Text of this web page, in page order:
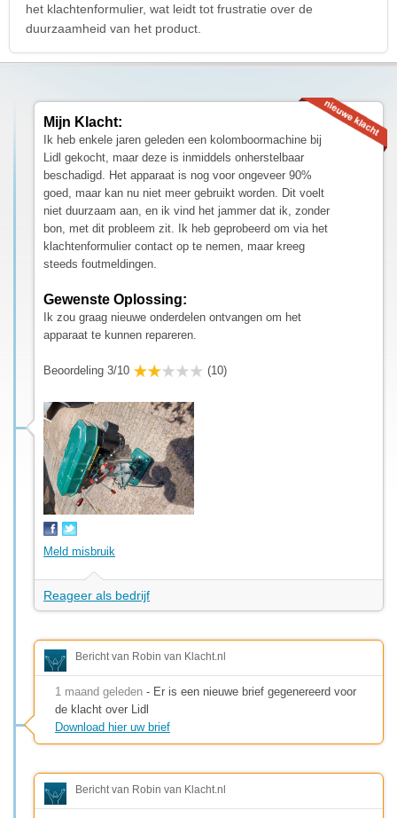
het klachtenformulier, wat leidt tot frustratie over de
duurzaamheid van het product.
Mijn Klacht:
Ik heb enkele jaren geleden een kolomboormachine bij
Lidl gekocht, maar deze is inmiddels onherstelbaar
beschadigd. Het apparaat is nog voor ongeveer 90%
goed, maar kan nu niet meer gebruikt worden. Dit voelt
niet duurzaam aan, en ik vind het jammer dat ik, zonder
bon, met dit probleem zit. Ik heb geprobeerd om via het
klachtenformulier contact op te nemen, maar kreeg
steeds foutmeldingen.
Gewenste Oplossing:
Ik zou graag nieuwe onderdelen ontvangen om het
apparaat te kunnen repareren.
Beoordeling 3/10 (10)
Meld misbruik
Reageer als bedrijf
Bericht van Robin van Klacht.nl
1 maand geleden - Er is een nieuwe brief gegenereerd voor
de klacht over Lidl
Download hier uw brief
Bericht van Robin van Klacht.nl